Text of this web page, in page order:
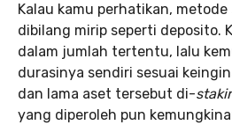
Kalau kamu perhatikan, metode
dibilang mirip seperti deposito.
dalam jumlah tertentu, lalu
durasinya sendiri sesuai
dan lama aset tersebut di-
yang diperoleh pun